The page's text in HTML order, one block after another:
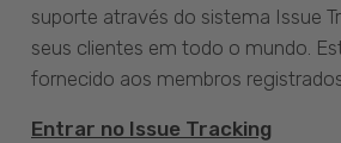
suporte através do sistema Issue
seus clientes em todo o mundo.
fornecido aos membros
Entrar no Issue Tracking